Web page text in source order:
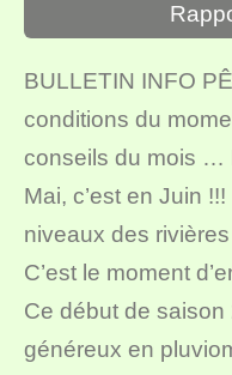
BULLETIN INFO
conditions du
conseils du mois …
Mai, c’est en Juin
niveaux des
C’est le moment
Ce début de
généreux en